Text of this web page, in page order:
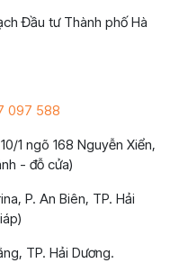
Đầu tư Thành phố Hà
097 588
1 ngõ 168 Nguyễn Xiển,
- đỗ cửa)
P. An Biên, TP. Hải
TP. Hải Dương.